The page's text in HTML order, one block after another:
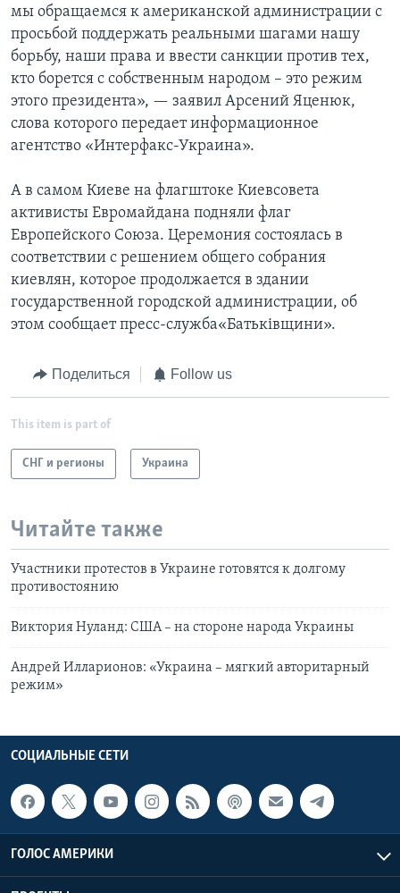
мы обращаемся к американской администрации с
просьбой поддержать реальными шагами нашу
борьбу, наши права и ввести санкции против тех,
кто борется с собственным народом – это режим
этого президента», — заявил Арсений Яценюк,
слова которого передает информационное
агентство «Интерфакс-Украина».
А в самом Киеве на флагштоке Киевсовета
активисты Евромайдана подняли флаг
Европейского Союза. Церемония состоялась в
соответствии с решением общего собрания
киевлян, которое продолжается в здании
государственной городской администрации, об
этом сообщает пресс-служба«Батьківщини».
Поделиться Follow us
This item is part of
СНГ и регионы Украина
Читайте также
Участники протестов в Украине готовятся к долгому
противостоянию
Виктория Нуланд: США – на стороне народа Украины
Андрей Илларионов: «Украина – мягкий авторитарный
режим»
СОЦИАЛЬНЫЕ СЕТИ
ГОЛОС АМЕРИКИ